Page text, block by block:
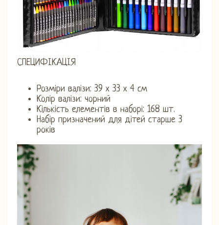
СПЕЦИФІКАЦІЯ
Розміри валізи: 39 х 33 х 4 см
Колір валізи: чорний
Кількість елементів в наборі: 168 шт.
Набір призначений для дітей старше 3
років